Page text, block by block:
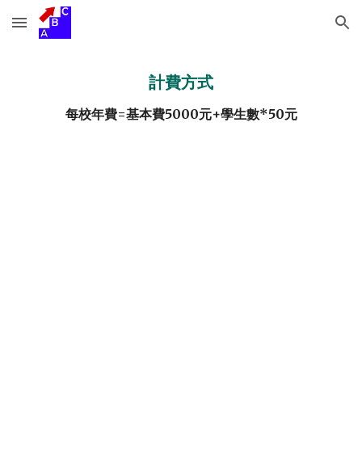
Skip to main content Skip to navigation
計費方式
每校年費=基本費5000元+學生數*50元